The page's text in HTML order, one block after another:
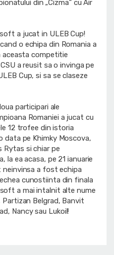
din „Cizma” cu Air
a jucat in ULEB Cup!
o echipa din Romania a
competitie
a reusit sa o invinga pe
Cup, si sa se claseze
participari ale
Romaniei a jucat cu
12 trofee din istoria
data pe Khimky Moscova,
Rytas si chiar pe
la ea acasa, pe 21 ianuarie
neinvinsa a fost echipa
cunostiinta din finala
a mai intalnit alte nume
Partizan Belgrad, Banvit
Nancy sau Lukoil!